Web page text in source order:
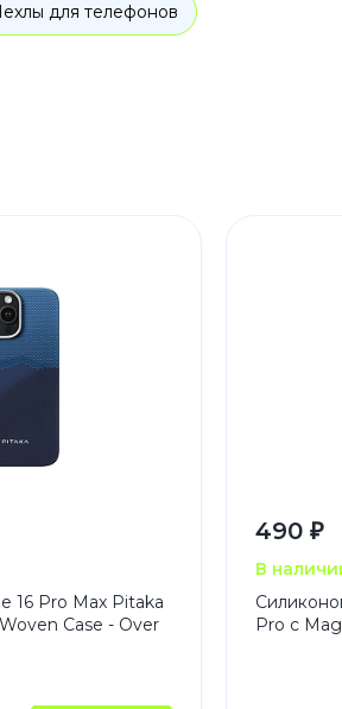
для телефонов
16 Pro Max Pitaka
Case - Over
490 ₽
В
Pro с